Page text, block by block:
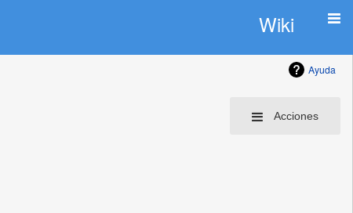
Wiki
Ayuda
Acciones